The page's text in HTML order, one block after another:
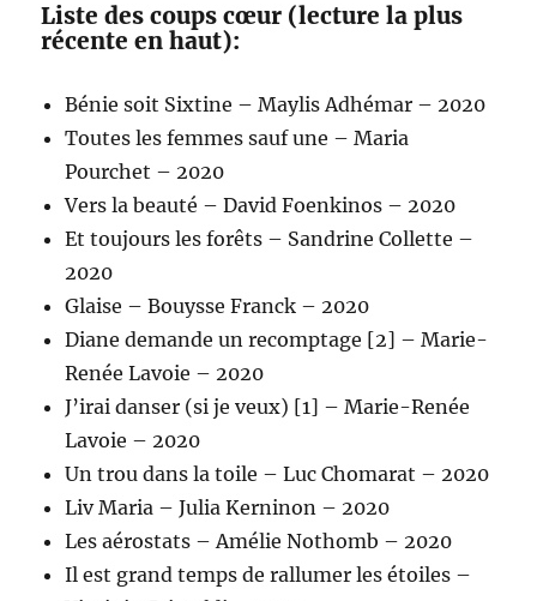
Liste des coups cœur (lecture la plus
récente en haut):
Bénie soit Sixtine – Maylis Adhémar – 2020
Toutes les femmes sauf une – Maria
Pourchet – 2020
Vers la beauté – David Foenkinos – 2020
Et toujours les forêts – Sandrine Collette –
2020
Glaise – Bouysse Franck – 2020
Diane demande un recomptage [2] – Marie-
Renée Lavoie – 2020
J’irai danser (si je veux) [1] – Marie-Renée
Lavoie – 2020
Un trou dans la toile – Luc Chomarat – 2020
Liv Maria – Julia Kerninon – 2020
Les aérostats – Amélie Nothomb – 2020
Il est grand temps de rallumer les étoiles –